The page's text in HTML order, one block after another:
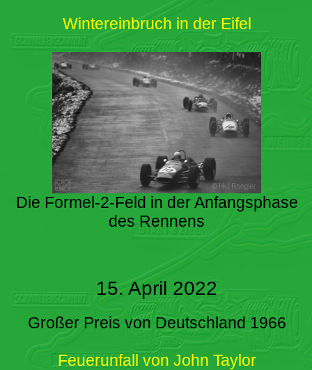
Wintereinbruch in der Eifel
Die Formel-2-Feld in der Anfangsphase
des Rennens
15. April 2022
Großer Preis von Deutschland 1966
Feuerunfall von John Taylor